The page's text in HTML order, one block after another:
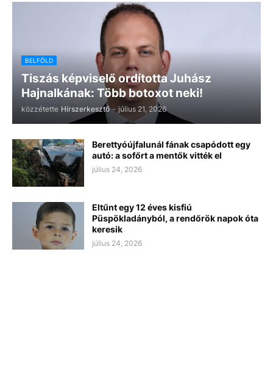
BELFÖLD
Tiszás képviselő ordította Juhász
Hajnalkának: Több botoxot neki!
közzétette Hírszerkesztő - július 21, 2026
Berettyóújfalunál fának csapódott egy
autó: a sofőrt a mentők vitték el
július 24, 2026
Eltűnt egy 12 éves kisfiú
Püspökladányból, a rendőrök napok óta
keresik
július 24, 2026